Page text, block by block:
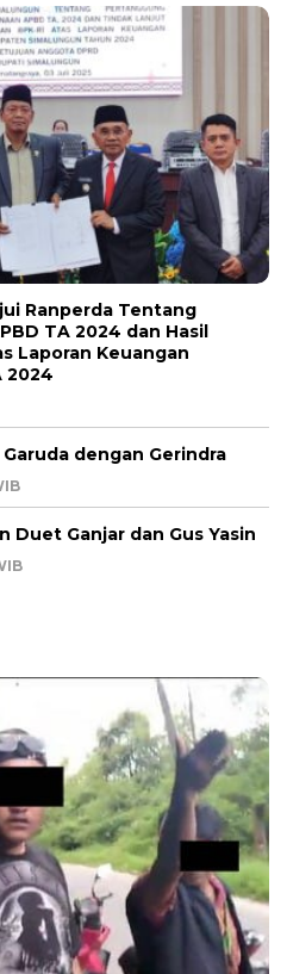
Ranperda Tentang
TA 2024 dan Hasil
Laporan Keuangan
2024
dengan Gerindra
Duet Ganjar dan Gus Yasin